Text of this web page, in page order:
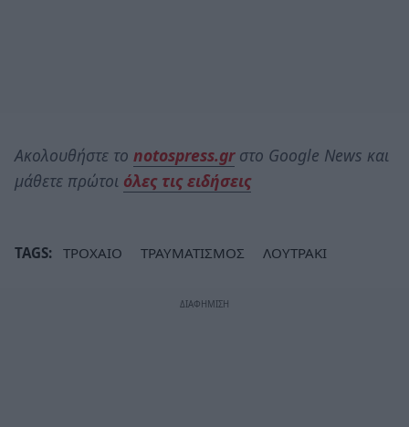
Ακολουθήστε το notospress.grστο Google News και
μάθετε πρώτοι όλες τις ειδήσεις
TAGS: ΤΡΟΧΑΙΟ ΤΡΑΥΜΑΤΙΣΜΟΣ ΛΟΥΤΡΑΚΙ